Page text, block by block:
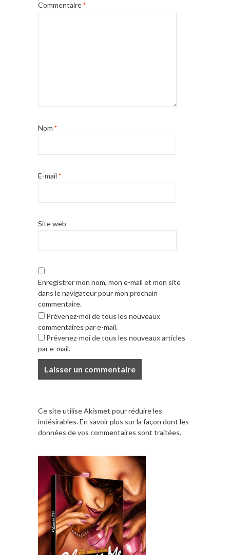
Commentaire*
Nom *
E-mail *
Site web
Enregistrer mon nom, mon e-mail et mon site
dans le navigateur pour mon prochain
commentaire.
Prévenez-moi de tous les nouveaux
commentaires par e-mail.
Prévenez-moi de tous les nouveaux articles
par e-mail.
Ce site utilise Akismet pour réduire les
indésirables.En savoir plus sur la façon dont les
données de vos commentaires sont traitées.